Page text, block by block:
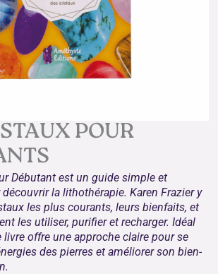
POUR
Débutant est un guide simple et
la lithothérapie. Karen Frazier y
les plus courants, leurs bienfaits, et
les utiliser, purifier et recharger. Idéal
livre offre une approche claire pour se
des pierres et améliorer son bien-